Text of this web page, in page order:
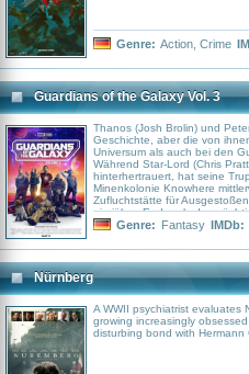
Genre: Action Crime
Guardians of the Galaxy Vol. 3
Thanos (Josh Brolin) und
Geschichte, aber die von
Universum als auch bei den
Während Star-Lord (Chris
hinterhertrauert, hat seine
Minenkolonie Knowhere
Zufluchtstätte für
ein jähes Ende, als der
der rachsüchtigen Sovereign-
Drax (Dave Bautista), Groot
daraufhin auf eine kosmische
Vergangenheit von Rocket
nach Perfektion strebenden
wurde…
Genre: Fantasy IMDb:
Nürnberg
A WWII psychiatrist evaluates
growing increasingly
disturbing bond with Hermann